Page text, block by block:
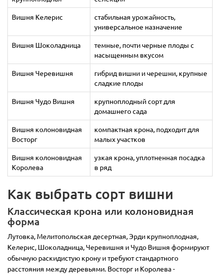
Вишня Келерис
стабильная урожайность,
универсальное назначение
Вишня Шоколадница
темные, почти черные плоды с
насыщенным вкусом
Вишня Черевишня
гибрид вишни и черешни, крупные
сладкие плоды
Вишня Чудо Вишня
крупноплодный сорт для
домашнего сада
Вишня колоновидная
Восторг
компактная крона, подходит для
малых участков
Вишня колоновидная
Королева
узкая крона, уплотненная посадка
в ряд
Как выбрать сорт вишни
Классическая крона или колоновидная
форма
Лутовка, Мелитопольская десертная, Эрди крупноплодная,
Келерис, Шоколадница, Черевишня и Чудо Вишня формируют
обычную раскидистую крону и требуют стандартного
расстояния между деревьями. Восторг и Королева -